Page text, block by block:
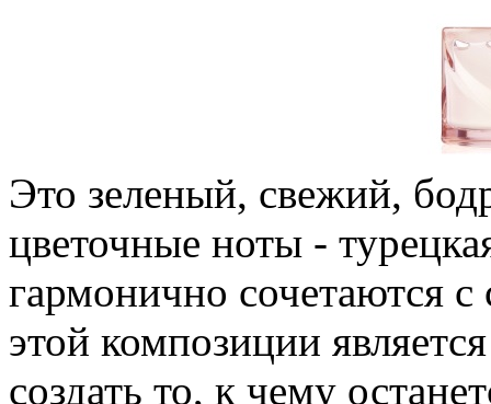
Это зеленый, свежий,
цветочные ноты -
гармонично сочетаются
этой композиции
создать то, к чему